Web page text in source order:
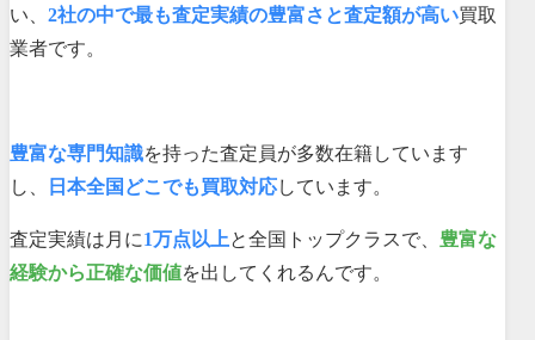
い、 2社の中で最も査定実績の豊富さと査定額が高い買取
業者です。
豊富な専門知識を持った査定員が多数在籍しています
し、
日本全国どこでも買取対応しています。
査定実績は月に1万点以上と全国トップクラスで、 豊富な
経験から正確な価値を出してくれるんです。